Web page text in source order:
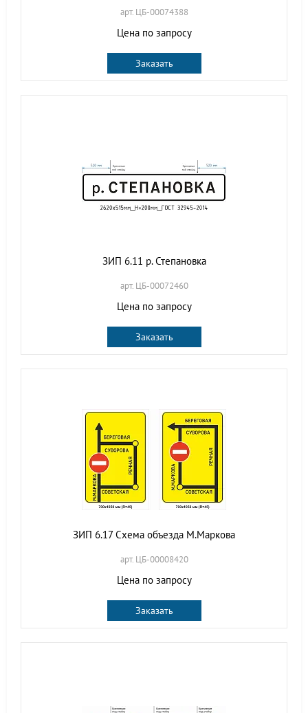
арт. ЦБ-00074388
Цена по запросу
Заказать
ЗИП 6.11 р. Степановка
арт. ЦБ-00072460
Цена по запросу
Заказать
ЗИП 6.17 Схема объезда М.Маркова
арт. ЦБ-00008420
Цена по запросу
Заказать